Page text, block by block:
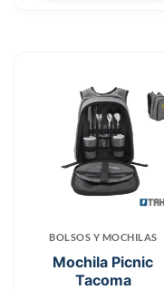
BOLSOS Y MOCHILAS
Mochila Picnic
Tacoma